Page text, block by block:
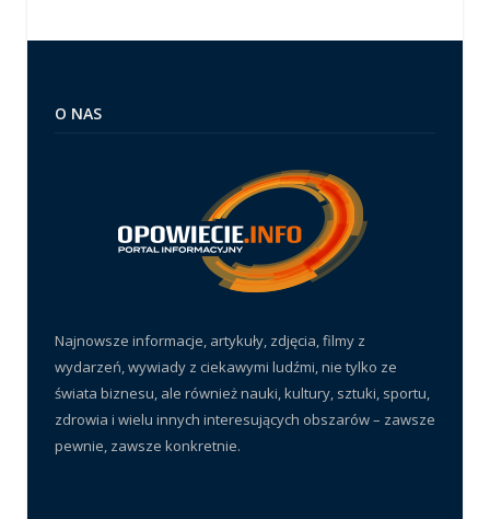
O NAS
Najnowsze informacje, artykuły, zdjęcia, filmy z
wydarzeń, wywiady z ciekawymi ludźmi, nie tylko ze
świata biznesu, ale również nauki, kultury, sztuki, sportu,
zdrowia i wielu innych interesujących obszarów – zawsze
pewnie, zawsze konkretnie.